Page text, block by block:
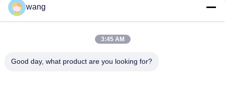
wang
3:45 AM
Good day, what product are you looking for?